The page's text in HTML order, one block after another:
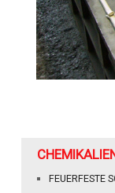
FEUERFESTE